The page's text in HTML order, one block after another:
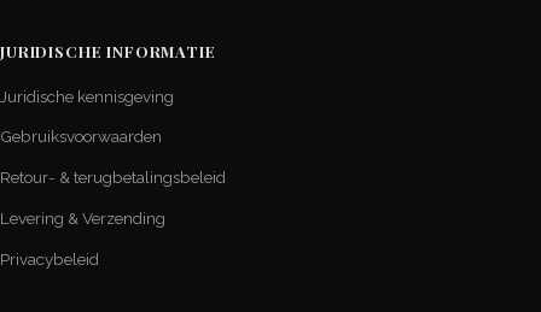
JURIDISCHE INFORMATIE
Juridische kennisgeving
Gebruiksvoorwaarden
Retour- & terugbetalingsbeleid
Levering & Verzending
Privacybeleid